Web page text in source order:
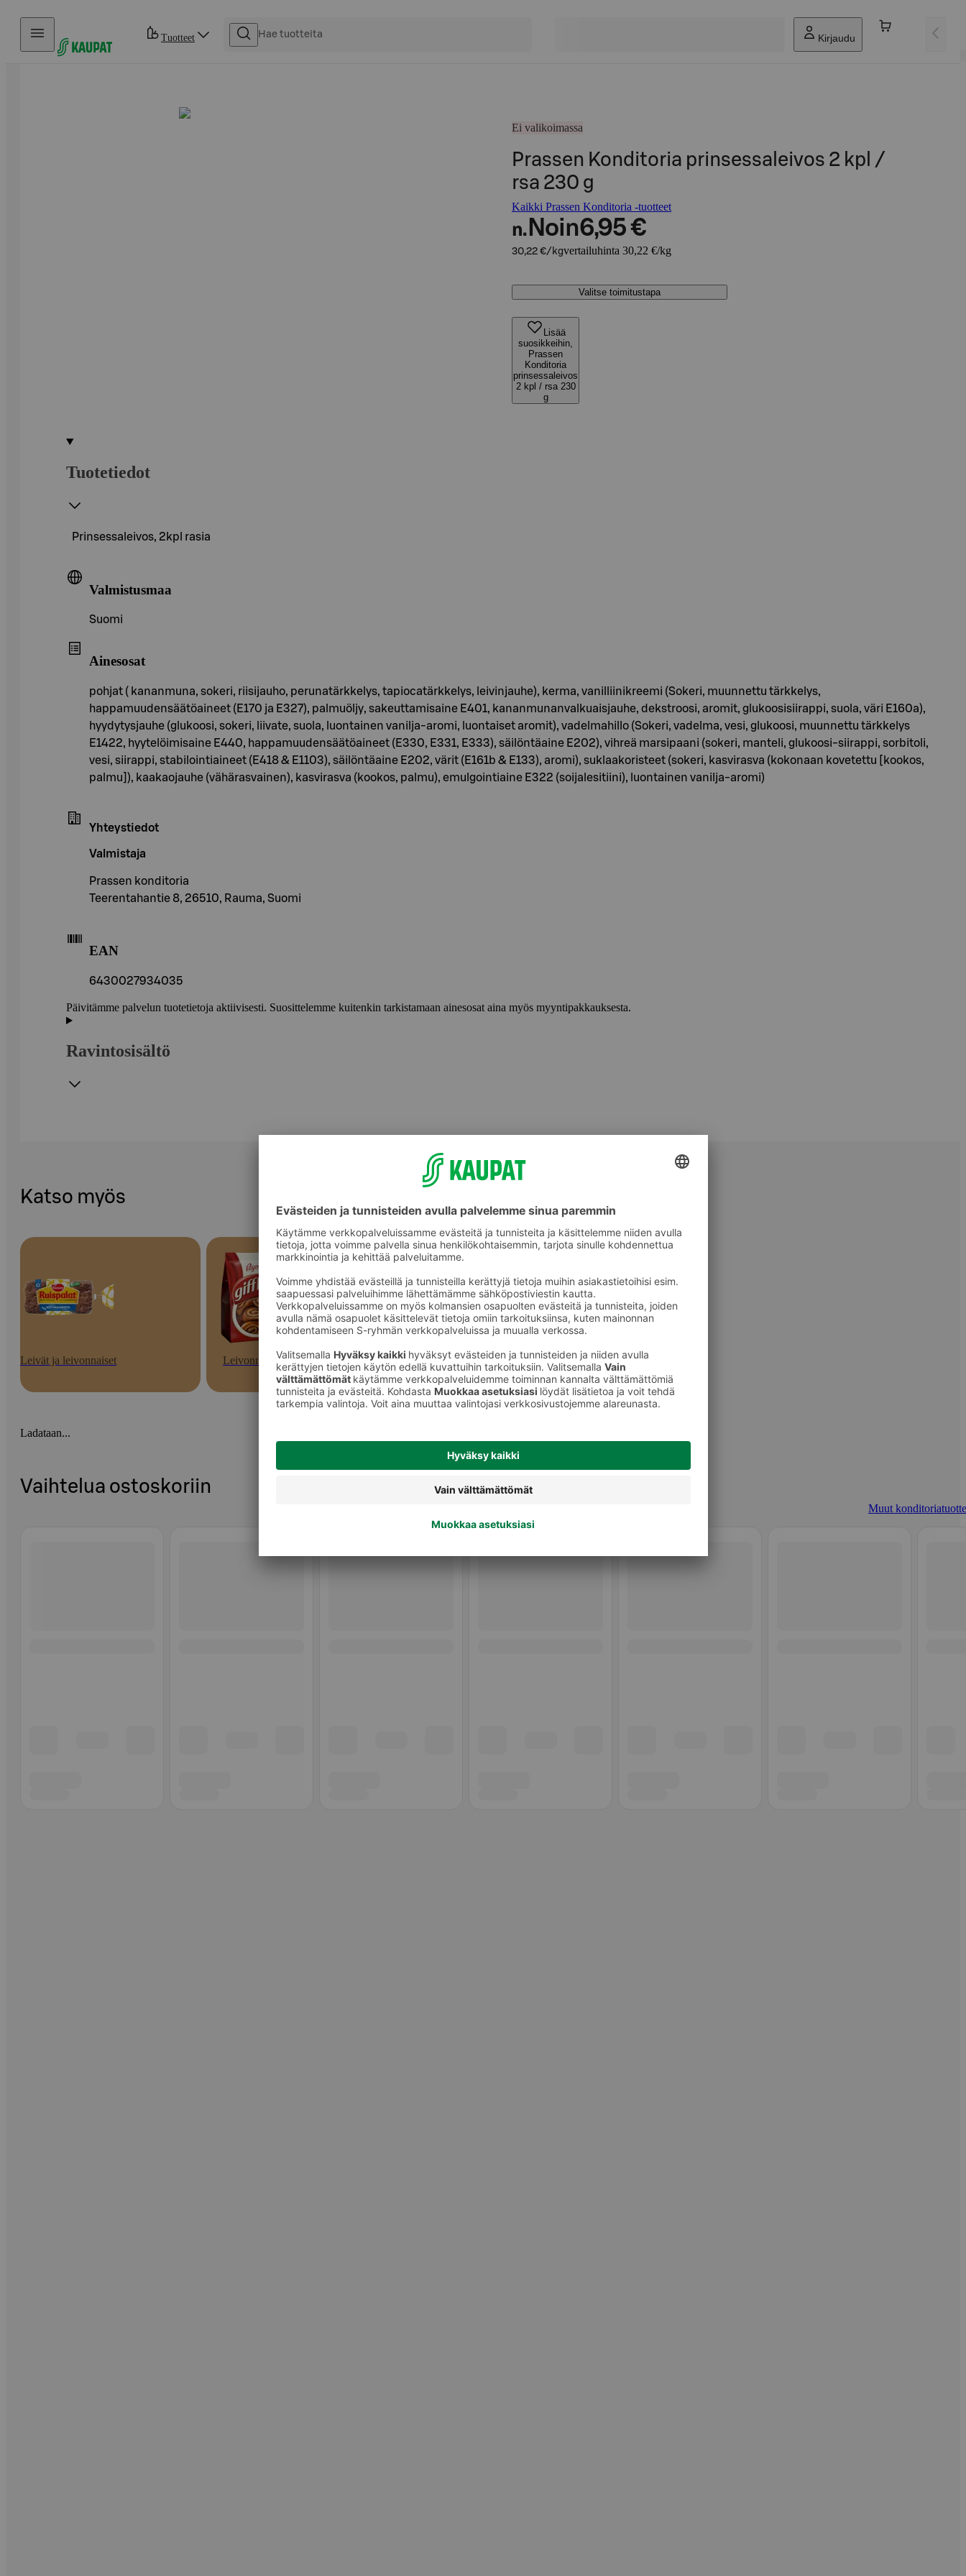
Hyppää sisältöön
Tuotteet Kirjaudu
Ei valikoimassa
Prassen Konditoria prinsessaleivos 2 kpl /
rsa 230 g
Kaikki Prassen Konditoria -tuotteet
n. Noin6,95 €
30,22 €/kgvertailuhinta 30,22 €/kg
Valitse toimitustapa
Lisää
suosikkeihin,
Prassen
Konditoria
prinsessaleivos
2 kpl / rsa 230
g
Tuotetiedot
Prinsessaleivos, 2kpl rasia
Valmistusmaa
Suomi
Ainesosat
pohjat ( kananmuna, sokeri, riisijauho, perunatärkkelys, tapiocatärkkelys, leivinjauhe), kerma, vanilliinikreemi (Sokeri, muunnettu tärkkelys,
happamuudensäätöaineet (E170 ja E327), palmuöljy, sakeuttamisaine E401, kananmunanvalkuaisjauhe, dekstroosi, aromit, glukoosisiirappi, suola, väri E160a),
hyydytysjauhe (glukoosi, sokeri, liivate, suola, luontainen vanilja-aromi, luontaiset aromit), vadelmahillo (Sokeri, vadelma, vesi, glukoosi, muunnettu tärkkelys
E1422, hyytelöimisaine E440, happamuudensäätöaineet (E330, E331, E333), säilöntäaine E202), vihreä marsipaani (sokeri, manteli, glukoosi-siirappi, sorbitoli,
vesi, siirappi, stabilointiaineet (E418 & E1103), säilöntäaine E202, värit (E161b & E133), aromi), suklaakoristeet (sokeri, kasvirasva (kokonaan kovetettu [kookos,
palmu]), kaakaojauhe (vähärasvainen), kasvirasva (kookos, palmu), emulgointiaine E322 (soijalesitiini), luontainen vanilja-aromi)
Yhteystiedot
Valmistaja
Prassen konditoria
Teerentahantie 8, 26510, Rauma, Suomi
EAN
6430027934035
Päivitämme palvelun tuotetietoja aktiivisesti. Suosittelemme kuitenkin tarkistamaan ainesosat aina myös myyntipakkauksesta.
Ravintosisältö
Katso myös
Leivät ja leivonnaiset Leivonnaiset Muut konditoriatuotteet
Ladataan...
Vaihtelua ostoskoriin
Muut